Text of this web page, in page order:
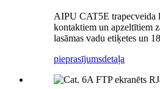
AIPU CAT5E trapecveida
kontaktiem un apzeltītiem
lasāmas vadu etiķetes un
pieprasījumsdetaļa